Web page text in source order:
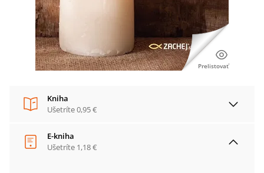
Prelistovať
Kniha
Ušetríte0,95 €
E-kniha
Ušetríte 1,18 €